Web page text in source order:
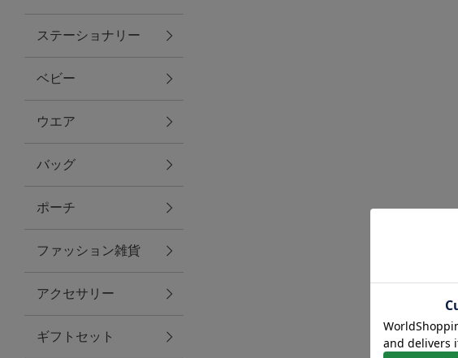
ファブリック
グリーン
バス＆ビューティー
バス＆ビューティー
タオル
ウエア＆バッグ
ステーショナリー
ベビー
ウエア
バッグ
ポーチ
ファッション雑貨
アクセサリー
ギフトセット